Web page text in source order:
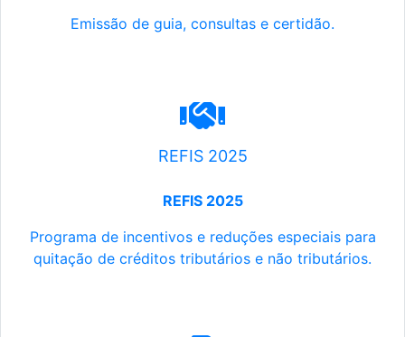
Emissão de guia, consultas e certidão.
REFIS 2025
REFIS 2025
Programa de incentivos e reduções especiais para
quitação de créditos tributários e não tributários.